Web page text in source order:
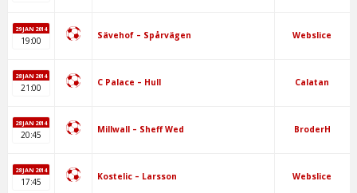
29 JAN 2014
19:00 Sävehof – Spårvägen Webslice
28 JAN 2014
21:00 C Palace – Hull Calatan
28 JAN 2014
20:45 Millwall – Sheff Wed BroderH
28 JAN 2014
17:45 Kostelic – Larsson Webslice